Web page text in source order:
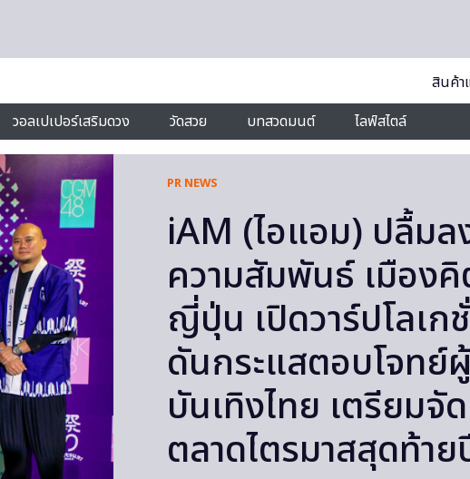
สินค้า
วอลเปเปอร์เสริมดวง วัดสวย บทสวดมนต์ ไลฟ์สไตล์
PR NEWS
iAM (ไอแอม) ปลื้ม
ความสัมพันธ์ เมืองคิ
ญี่ปุ่น เปิดวาร์ปโลเก
ดันกระแสตอบโจท
บันเทิงไทย เตรียม
ตลาดไตรมาสสุดท้า